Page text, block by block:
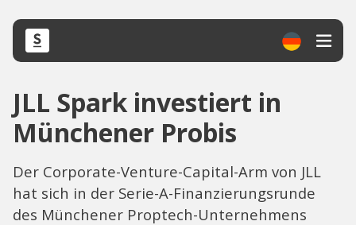
JLL Spark investiert in
Münchener Probis
Der Corporate-Venture-Capital-Arm von JLL
hat sich in der Serie-A-Finanzierungsrunde
des Münchener Proptech-Unternehmens